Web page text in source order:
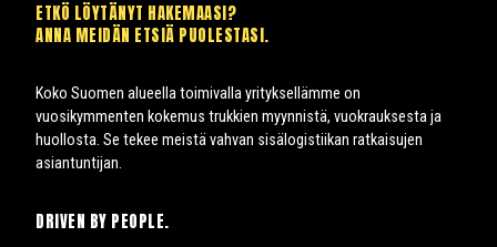
ETKÖ LÖYTÄNYT HAKEMAASI?
ANNA MEIDÄN ETSIÄ PUOLESTASI.
Koko Suomen alueella toimivalla yrityksellämme on
vuosikymmenten kokemus trukkien myynnistä, vuokrauksesta ja
huollosta. Se tekee meistä vahvan sisälogistiikan ratkaisujen
asiantuntijan.
DRIVEN BY PEOPLE.